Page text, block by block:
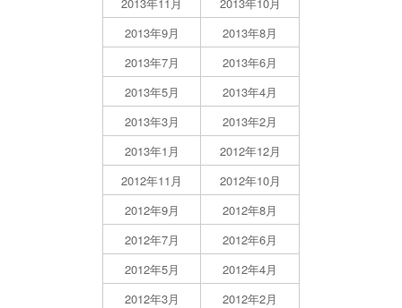
2013年9月
2013年8月
2013年7月
2013年6月
2013年5月
2013年4月
2013年3月
2013年2月
2013年1月
2012年12月
2012年11月
2012年10月
2012年9月
2012年8月
2012年7月
2012年6月
2012年5月
2012年4月
2012年3月
2012年2月